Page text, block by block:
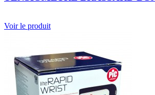
Voir le produit